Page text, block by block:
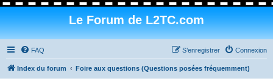
Le Forum de L2TC.com
FAQ Connexion
S’enregistrer
Index du forum Foire aux questions (Questions posées fréquemment)